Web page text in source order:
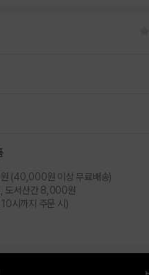
버핏의 스트릿 무드를 원하는 사람에게
(40,000원 이상 무료배송)
도서산간 8,000원
시까지 주문 시)